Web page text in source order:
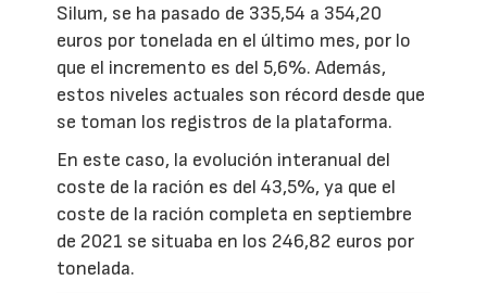
Silum, se ha pasado de 335,54 a 354,20
euros por tonelada en el último mes, por lo
que el incremento es del 5,6%. Además,
estos niveles actuales son récord desde que
se toman los registros de la plataforma.
En este caso, la evolución interanual del
coste de la ración es del 43,5%, ya que el
coste de la ración completa en septiembre
de 2021 se situaba en los 246,82 euros por
tonelada.